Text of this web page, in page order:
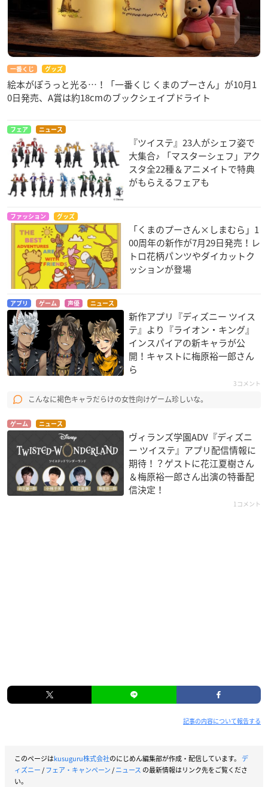
一番くじ グッズ
絵本がぽうっと光る…！「一番くじ くまのプーさん」が10月1
0日発売、A賞は約18cmのブックシェイプドライト
フェア ニュース
『ツイステ』23人がシェフ姿で
大集合♪ 「マスターシェフ」アク
スタ全22種＆アニメイトで特典
がもらえるフェアも
ファッション グッズ
「くまのプーさん×しまむら」1
00周年の新作が7月29日発売！レ
トロ花柄パンツやダイカットク
ッションが登場
アプリ ゲーム 声優 ニュース
新作アプリ『ディズニー ツイス
テ』より『ライオン・キング』
インスパイアの新キャラが公
開！キャストに梅原裕一郎さん
ら
3コメント
こんなに褐色キャラだらけの女性向けゲーム珍しいな。
ゲーム ニュース
ヴィランズ学園ADV『ディズニ
ー ツイステ』アプリ配信情報に
期待！？ゲストに花江夏樹さん
＆梅原裕一郎さん出演の特番配
信決定！
1コメント
記事の内容について報告する
このページはkusuguru株式会社のにじめん編集部が作成・配信しています。 デ
ィズニー/フェア・キャンペーン/ニュース の最新情報はリンク先をご覧くださ
い。